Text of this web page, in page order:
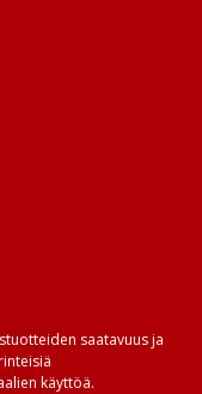
saatavuus ja
käyttöä.